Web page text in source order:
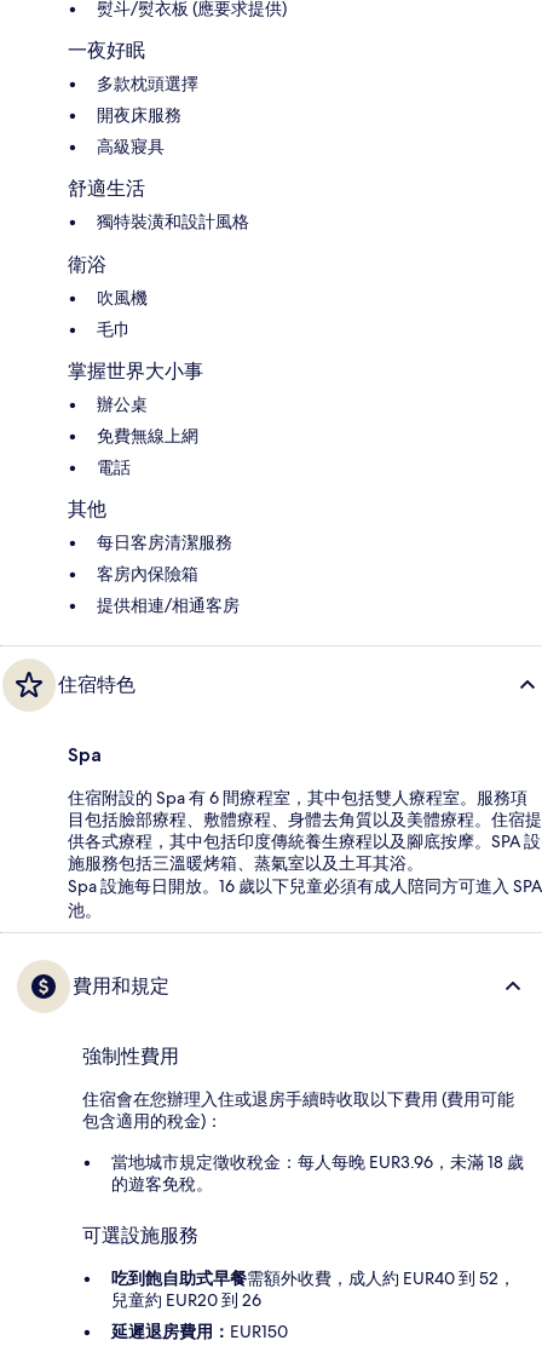
熨斗/熨衣板 (應要求提供)
一夜好眠
多款枕頭選擇
開夜床服務
高級寢具
舒適生活
獨特裝潢和設計風格
衛浴
吹風機
毛巾
掌握世界大小事
辦公桌
免費無線上網
電話
其他
每日客房清潔服務
客房內保險箱
提供相連/相通客房
住宿特色
Spa
住宿附設的 Spa 有 6 間療程室，其中包括雙人療程室。服務項
目包括臉部療程、敷體療程、身體去角質以及美體療程。住宿提
供各式療程，其中包括印度傳統養生療程以及腳底按摩。SPA 設
施服務包括三溫暖烤箱、蒸氣室以及土耳其浴。
Spa 設施每日開放。16 歲以下兒童必須有成人陪同方可進入 SPA
池。
費用和規定
強制性費用
住宿會在您辦理入住或退房手續時收取以下費用 (費用可能
包含適用的稅金)：
當地城市規定徵收稅金：每人每晚 EUR3.96，未滿 18 歲
的遊客免稅。
可選設施服務
吃到飽自助式早餐需額外收費，成人約 EUR40 到 52，
兒童約 EUR20 到 26
延遲退房費用： EUR150